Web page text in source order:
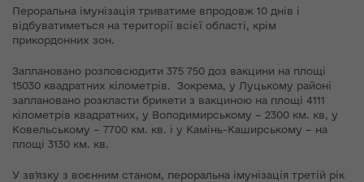
Пероральна імунізація триватиме впродовж 10 днів і
відбуватиметься на території всієї області, крім
прикордонних зон.
Заплановано розповсюдити 375 750 доз вакцини на площі
15030 квадратних кілометрів. Зокрема, у Луцькому районі
заплановано розкласти брикети з вакциною на площі 4111
кілометрів квадратних, у Володимирському – 2300 км. кв, у
Ковельському – 7700 км. кв. і у Камінь-Каширському – на
площі 3130 км. кв.
У зв'язку з воєнним станом, пероральна імунізація третій рік